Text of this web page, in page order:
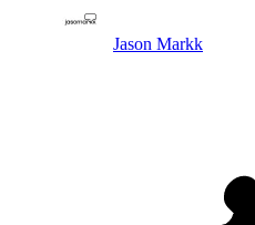
Jason Markk